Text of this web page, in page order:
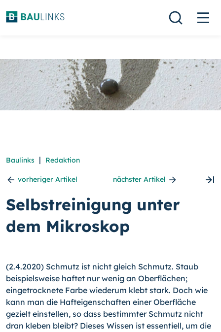
Baulinks | Redaktion
vorheriger Artikel nächster Artikel
Selbstreinigung unter
dem Mikroskop
(2.4.2020) Schmutz ist nicht gleich Schmutz. Staub
beispielsweise haftet nur wenig an Oberflächen;
eingetrocknete Farbe wiederum klebt stark. Doch wie
kann man die Hafteigenschaften einer Oberfläche
gezielt einstellen, so dass bestimmter Schmutz nicht
dran kleben bleibt? Dieses Wissen ist essentiell, um die